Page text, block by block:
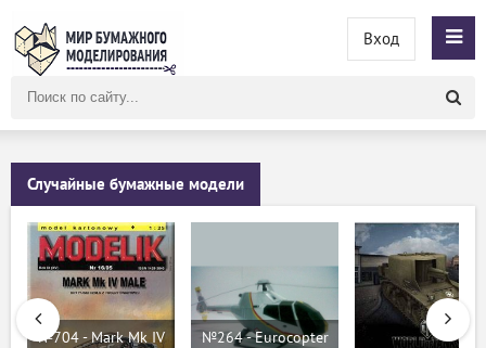
сайту
Вход
Случайные бумажные модели
№704 - Mark Mk IV
№264 - Eurocopter